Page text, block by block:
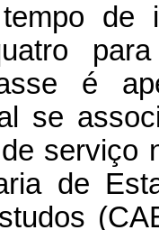
de
é
se
serviço
de